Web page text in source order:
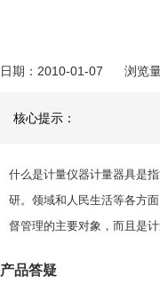
日期：2010-01-07 浏览
核心提示：
什么是计量仪器计量器具是
研。领域和人民生活等各方
督管理的主要对象，而且是
产品答疑